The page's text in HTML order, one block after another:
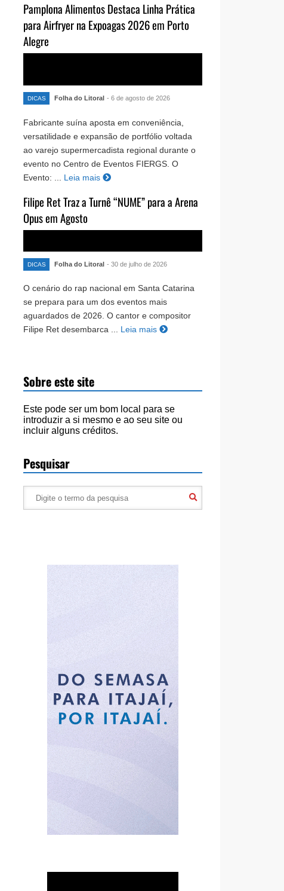
Pamplona Alimentos Destaca Linha Prática
para Airfryer na Expoagas 2026 em Porto
Alegre
DICAS Folha do Litoral - 6 de agosto de 2026
Fabricante suína aposta em conveniência,
versatilidade e expansão de portfólio voltada
ao varejo supermercadista regional durante o
evento no Centro de Eventos FIERGS. O
Evento: ...
Leia mais
Filipe Ret Traz a Turnê “NUME” para a Arena
Opus em Agosto
DICAS Folha do Litoral - 30 de julho de 2026
O cenário do rap nacional em Santa Catarina
se prepara para um dos eventos mais
aguardados de 2026. O cantor e compositor
Filipe Ret desembarca ... Leia mais
Sobre este site
Este pode ser um bom local para se
introduzir a si mesmo e ao seu site ou
incluir alguns créditos.
Pesquisar